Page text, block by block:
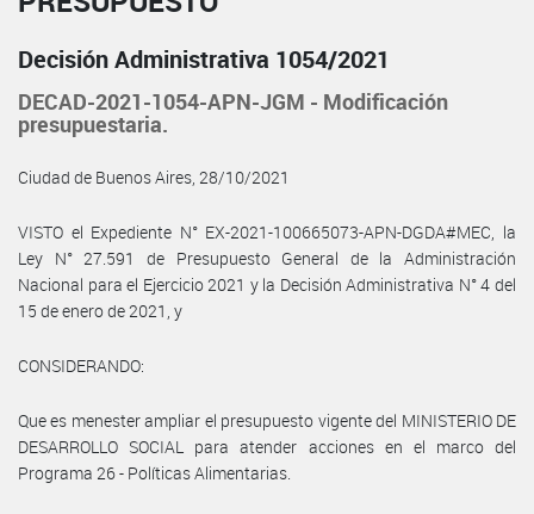
Decisión Administrativa 1054/2021
DECAD-2021-1054-APN-JGM - Modificación
presupuestaria.
Ciudad de Buenos Aires, 28/10/2021
VISTO el Expediente N° EX-2021-100665073-APN-DGDA#MEC, la
Ley N° 27.591 de Presupuesto General de la Administración
Nacional para el Ejercicio 2021 y la Decisión Administrativa N° 4 del
15 de enero de 2021, y
CONSIDERANDO:
Que es menester ampliar el presupuesto vigente del MINISTERIO DE
DESARROLLO SOCIAL para atender acciones en el marco del
Programa 26 - Políticas Alimentarias.